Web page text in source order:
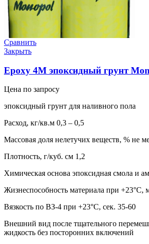
Сравнить
Закрыть
Epoxy 4M эпоксидный грунт
Цена по запросу
эпоксидный грунт для наливного пола
Расход, кг/кв.м 0,3 – 0,5
Массовая доля нелетучих веществ, % не
Плотность, г/куб. см 1,2
Химическая основа эпоксидная смола и
Жизнеспособность материала при +23°С,
Вязкость по ВЗ-4 при +23°С, сек. 35-60
Внешний вид после тщательного
жидкость без посторонних включений